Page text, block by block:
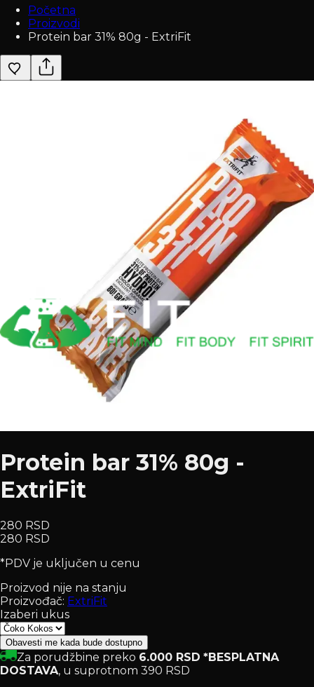
Početna
Proizvodi
Protein bar 31% 80g - ExtriFit
Protein bar 31% 80g -
ExtriFit
280 RSD
280 RSD
*PDV je uključen u cenu
Proizvod nije na stanju
Proizvođač: ExtriFit
Izaberi ukus
Obavesti me kada bude dostupno
Za porudžbine preko 6.000 RSD *BESPLATNA
DOSTAVA, u suprotnom 390 RSD